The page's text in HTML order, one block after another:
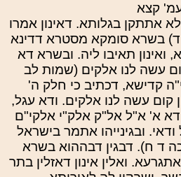
עמ' קצא
אתתקן בגלותא. דאינון אמרו
ד) בשרא סומקא מסטרא דדינא
תאיבו ליה. ובשרא דא
עשה לנו אלקים (שמות לב
קדישא, דכתיב כי חלק ה'
קום עשה לנו אלקים. ודא עגל,
דא א' א"ל אל"ק אלק"י אלקי"ם
ודאי. ובגינייהו אתמר בישראל
ד ח). דבגין דבההוא בשרא
ואלין אינון דאזלין בתר